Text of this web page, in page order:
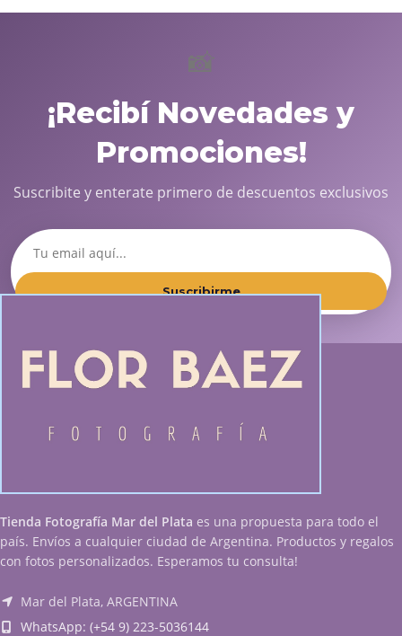
📸
¡Recibí Novedades y
Promociones!
Suscribite y enterate primero de descuentos exclusivos
Suscribirme
Tienda Fotografía Mar del Plata es una propuesta para todo el
país. Envíos a cualquier ciudad de Argentina. Productos y regalos
con fotos personalizados. Esperamos tu consulta!
Mar del Plata, ARGENTINA
WhatsApp: (+54 9) 223-5036144